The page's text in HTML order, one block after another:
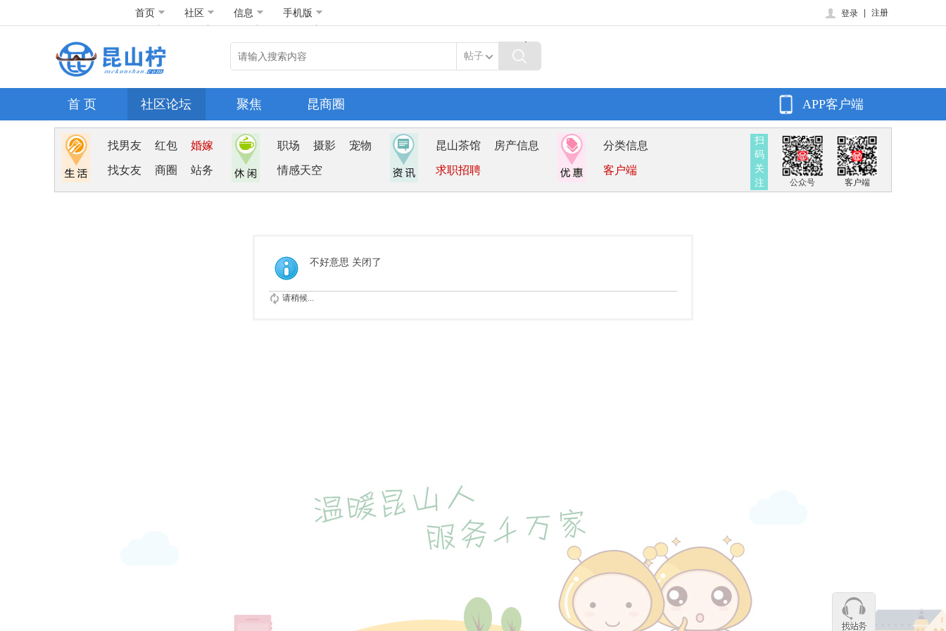
首页 社区 信息 手机版 登录 注册
帖子
首 页 社区论坛 聚焦 昆商圈 APP客户端
找男友 红包 婚嫁
找女友 商圈 站务
职场 摄影 宠物
情感天空
昆山茶馆 房产信息
求职招聘
分类信息
客户端
扫
码
关
注
公众号 客户端
不好意思 关闭了
请稍候...